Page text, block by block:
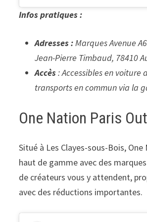
Infos pratiques :
Adresses :Marques Avenue
Jean-Pierre Timbaud, 78410
Accès: Accessibles en voiture
transports en commun via la
One Nation Paris
Situé à Les Clayes-sous-Bois,
haut de gamme avec des
de créateurs vous y attendent,
avec des réductions importantes.